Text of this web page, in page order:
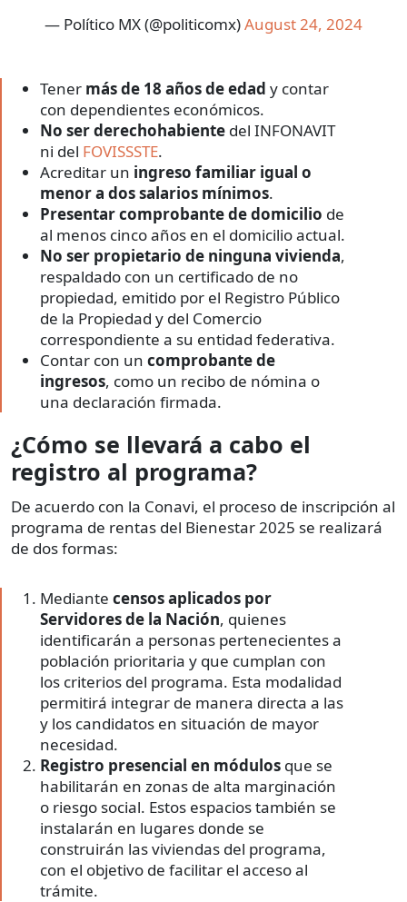
— Político MX (@politicomx)August 24, 2024
Tener más de 18 años de edad y contar
con dependientes económicos.
No ser derechohabiente del INFONAVIT
ni del FOVISSSTE.
Acreditar un ingreso familiar igual o
menor a dos salarios mínimos.
Presentar comprobante de domicilio de
al menos cinco años en el domicilio actual.
No ser propietario de ninguna vivienda,
respaldado con un certificado de no
propiedad, emitido por el Registro Público
de la Propiedad y del Comercio
correspondiente a su entidad federativa.
Contar con un comprobante de
ingresos, como un recibo de nómina o
una declaración firmada.
¿Cómo se llevará a cabo el
registro al programa?
De acuerdo con la Conavi, el proceso de inscripción al
programa de rentas del Bienestar 2025 se realizará
de dos formas:
Mediante censos aplicados por
Servidores de la Nación, quienes
identificarán a personas pertenecientes a
población prioritaria y que cumplan con
los criterios del programa. Esta modalidad
permitirá integrar de manera directa a las
y los candidatos en situación de mayor
necesidad.
Registro presencial en módulos que se
habilitarán en zonas de alta marginación
o riesgo social. Estos espacios también se
instalarán en lugares donde se
construirán las viviendas del programa,
con el objetivo de facilitar el acceso al
trámite.